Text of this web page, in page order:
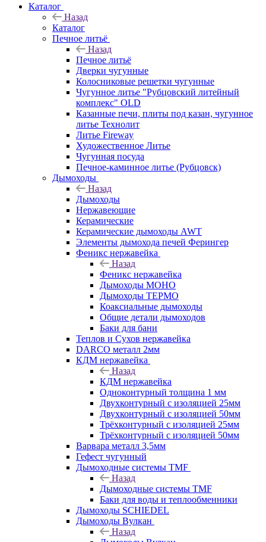
Каталог
Назад
Каталог
Печное литьё
Назад
Печное литьё
Дверки чугунные
Колосниковые решетки чугунные
Чугунное литье "Рубцовский литейный
комплекс" OLD
Казанные печи, плиты под казан, чугунное
литье Технолит
Литье Fireway
Художественное Литье
Чугунная посуда
Печное-каминное литье (Рубцовск)
Дымоходы
Назад
Дымоходы
Нержавеющие
Керамические
Керамические дымоходы AWT
Элементы дымохода печей Ферингер
Феникс нержавейка
Назад
Феникс нержавейка
Дымоходы МОНО
Дымоходы ТЕРМО
Коаксиальные дымоходы
Общие детали дымоходов
Баки для бани
Теплов и Сухов нержавейка
DARCO металл 2мм
КДМ нержавейка
Назад
КДМ нержавейка
Одноконтурный толщина 1 мм
Двухконтурный с изоляцией 25мм
Двухконтурный с изоляцией 50мм
Трёхконтурный с изоляцией 25мм
Трёхконтурный с изоляцией 50мм
Варвара металл 3,5мм
Гефест чугунный
Дымоходные системы TMF
Назад
Дымоходные системы TMF
Баки для воды и теплообменники
Дымоходы SCHIEDEL
Дымоходы Вулкан
Назад